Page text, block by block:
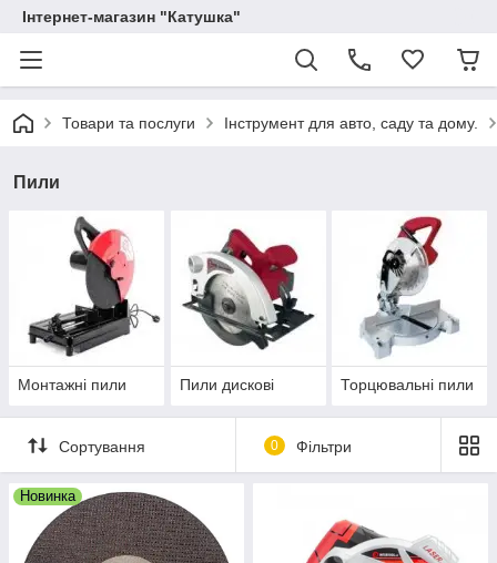
Інтернет-магазин "Катушка"
Товари та послуги Інструмент для авто, саду та дому.
Пили
Монтажні пили Пили дискові Торцювальні пили
Сортування 0 Фільтри
Новинка